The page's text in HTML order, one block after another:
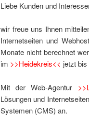
Liebe Kunden und
wir freue uns Ihnen
Internetseiten und
Monate nicht berechnet
im >>Heidekreis<< jetzt
Mit der Web-Agentur
Lösungen und
Systemen (CMS) an.